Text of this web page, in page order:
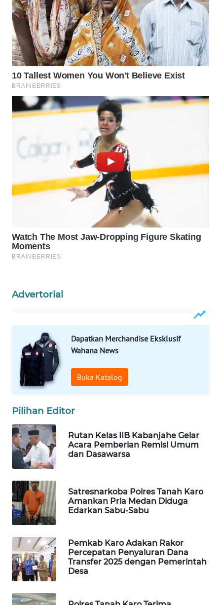
Advertorial
Dapatkan Merchandise Eksklusif
Wahana News
Buka Katalog
Pilihan Editor
Rutan Kelas IIB Kabanjahe Gelar
Acara Pemberian Remisi Umum
dan Dasawarsa
Satresnarkoba Polres Tanah Karo
Amankan Pria Medan Diduga
Edarkan Sabu-Sabu
Pemkab Karo Adakan Rakor
Percepatan Penyaluran Dana
Transfer 2025 dengan Pemerintah
Desa
WAHANA
UMKM
WAHANA
SELEB
WAHANA
PERSONA
WAHANA
HEALTH
WAHANA
DESA
LAPAK
WAHANA
MASYARAKAT
KELISTRIKAN
WALINKI
ID
MAWAKA
ID
MARTABAT
NET
PLN
WATCH
MKLI
LPKKI
LKKI
KOPEKLIN